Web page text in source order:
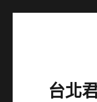
台北